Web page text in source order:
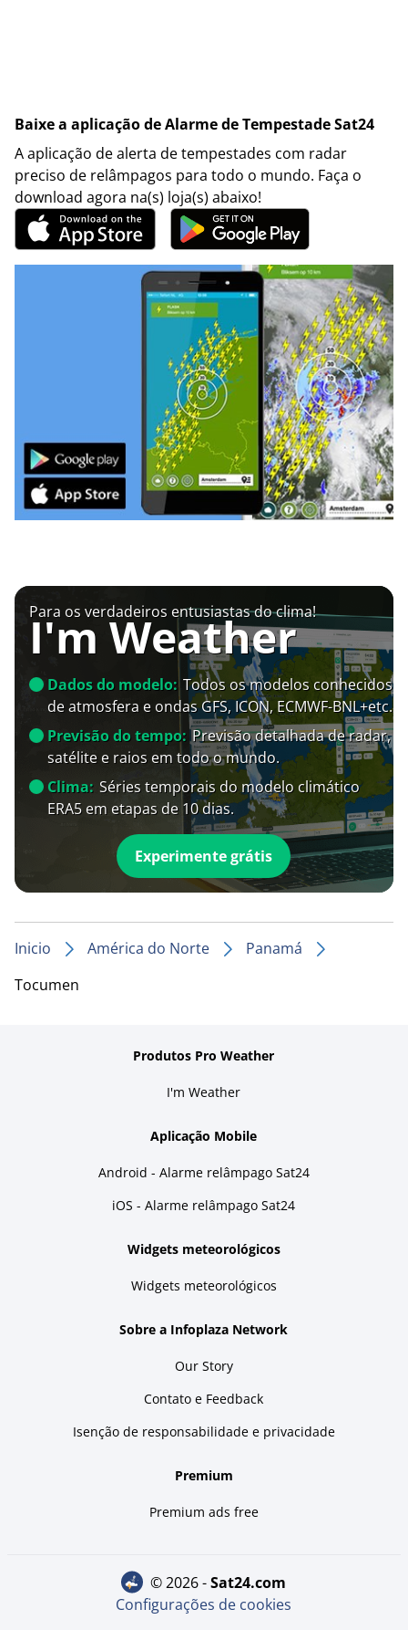
Baixe a aplicação de Alarme de Tempestade Sat24
A aplicação de alerta de tempestades com radar
preciso de relâmpagos para todo o mundo. Faça o
download agora na(s) loja(s) abaixo!
Para os verdadeiros entusiastas do clima!
I'm Weather
Dados do modelo: Todos os modelos conhecidos
de atmosfera e ondas GFS, ICON, ECMWF-BNL+etc.
Previsão do tempo: Previsão detalhada de radar,
satélite e raios em todo o mundo.
Clima: Séries temporais do modelo climático
ERA5 em etapas de 10 dias.
Experimente grátis
Inicio América do Norte
Panamá
Tocumen
Produtos Pro Weather
I'm Weather
Aplicação Mobile
Android - Alarme relâmpago Sat24
iOS - Alarme relâmpago Sat24
Widgets meteorológicos
Widgets meteorológicos
Sobre a Infoplaza Network
Our Story
Contato e Feedback
Isenção de responsabilidade e privacidade
Premium
Premium ads free
© 2026 - sat24.com
Configurações de cookies